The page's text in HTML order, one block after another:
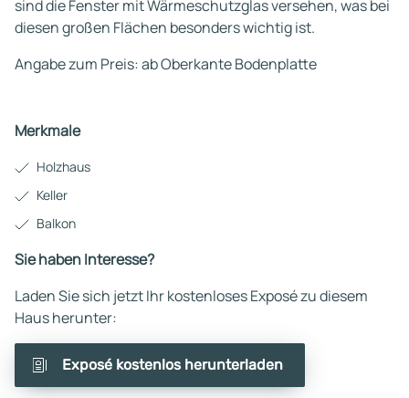
sind die Fenster mit Wärmeschutzglas versehen, was bei
diesen großen Flächen besonders wichtig ist.
Angabe zum Preis: ab Oberkante Bodenplatte
Merkmale
Holzhaus
Keller
Balkon
Sie haben Interesse?
Laden Sie sich jetzt Ihr kostenloses Exposé zu diesem
Haus herunter:
Exposé kostenlos herunterladen